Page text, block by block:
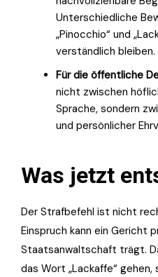
Unterschiedliche
„Pinocchio“ und
verständlich bleiben.
Für die öffentliche
nicht zwischen
Sprache, sondern
und persönlicher
Was jetzt
Der Strafbefehl ist nicht
Einspruch kann ein Gericht
Staatsanwaltschaft trägt.
das Wort „Lackaffe“